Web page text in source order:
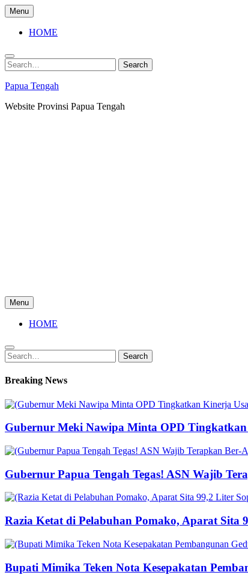
Skip
to
content
Menu
HOME
Search
for:
Search
Papua Tengah
Website Provinsi Papua Tengah
Menu
HOME
Search
for:
Search
Breaking News
Gubernur Meki Nawipa Minta OPD
Gubernur Papua Tengah Tegas! ASN Wajib
Razia Ketat di Pelabuhan Pomako, Aparat
Bupati Mimika Teken Nota Kesepakatan